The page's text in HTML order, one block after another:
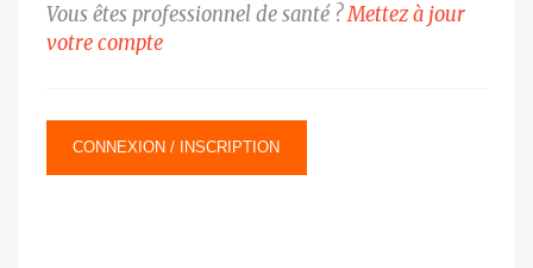
Vous êtes professionnel de santé ?Mettez à jour
votre compte
CONNEXION / INSCRIPTION